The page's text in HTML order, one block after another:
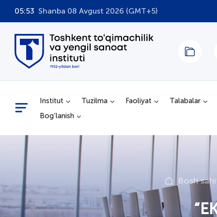
05:53 Shanba 08 Avgust 2026 (GMT+5)
Institut Tuzilma Faoliyat
Talabalar
Bog‘lanish
Bosh